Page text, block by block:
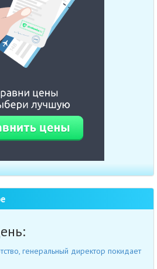
генеральный директор покидает